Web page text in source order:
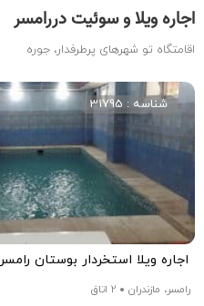
اجاره ویلا و سوئیت دررامسر
اقامتگاه تو شهرهای پرطرفدار، جوره
اجاره ویلا استخردار بوستان رامسر
شناسه : 31795
رامسر، مازندران 2 اتاق